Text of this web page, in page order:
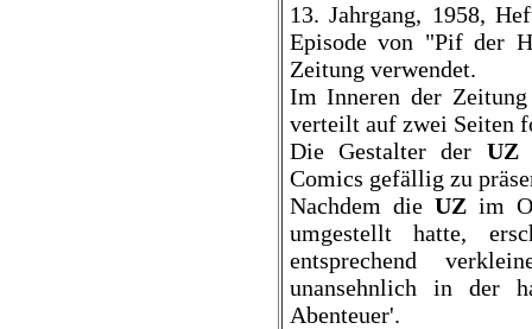
13. Jahrgang, 1958,
Episode von "Pif der
Zeitung verwendet.
Im Inneren der
verteilt auf zwei Seiten
Die Gestalter der UZ
Comics gefällig zu
Nachdem die UZim
umgestellt hatte,
entsprechend
unansehnlich in der
Abenteuer'.